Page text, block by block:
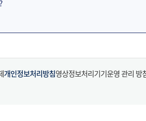
개인정보처리방침영상정보처리기기운영 관리 방